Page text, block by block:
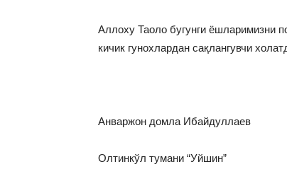
Аллоху Таоло бугунги ёшларимизни
кичик гунохлардан сақлангувчи
Анваржон домла Ибайдуллаев
Олтинкўл тумани “Уйшин”